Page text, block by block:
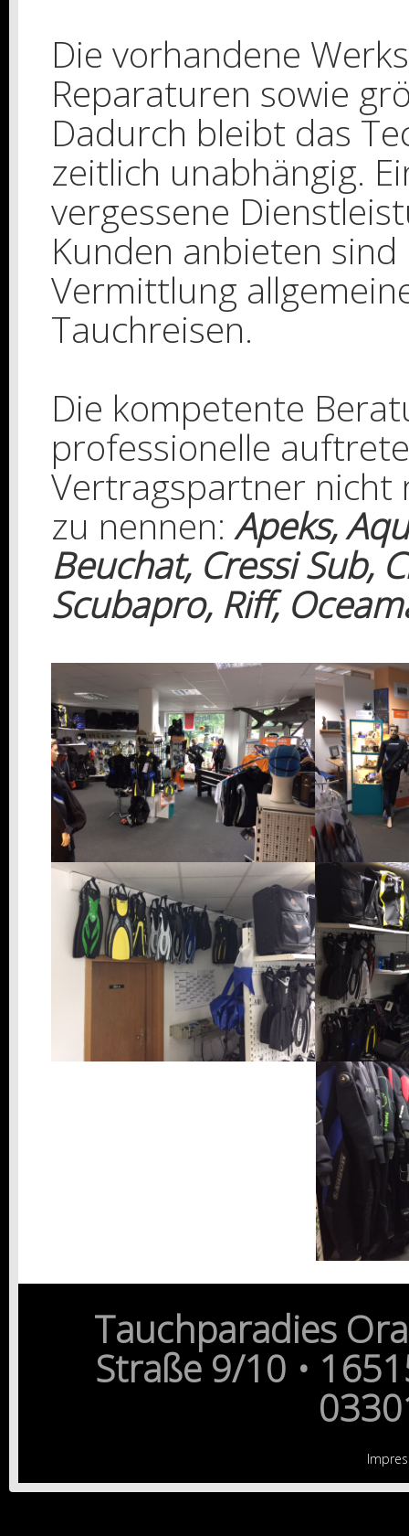
Die vorhandene
Reparaturen sowie
Dadurch bleibt das
zeitlich unabhängig.
vergessene
Kunden anbieten
Vermittlung
Tauchreisen.
Die kompetente
professionelle
Vertragspartner nicht
zu nennen:Apeks,
Beuchat, Cressi Sub,
Scubapro, Riff,
Tauchparadies
Straße 9/10 •